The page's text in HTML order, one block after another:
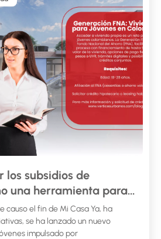
los subsidios de
una herramienta para
pero sin depender de
causo el fin de Mi Casa Ya, ha
se ha lanzado un nuevo
impulsado por